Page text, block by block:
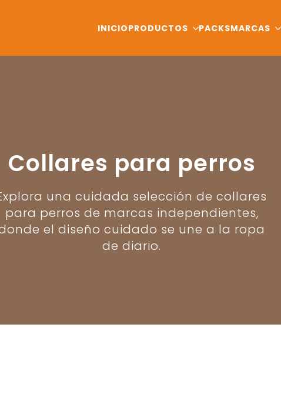
INICIOPRODUCTOS PACKSMARCAS
Collares para perros
una cuidada selección de collares
para perros de marcas independientes,
el diseño cuidado se une a la ropa
de diario.